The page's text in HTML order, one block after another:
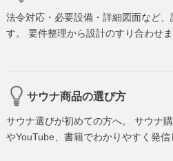
法令対応・必要設備・詳細図面など
す。 要件整理から設計のすり合わせま
サウナ商品の選び方
サウナ選びが初めての方へ。 サウナ
やYouTube、書籍でわかりやすく発信